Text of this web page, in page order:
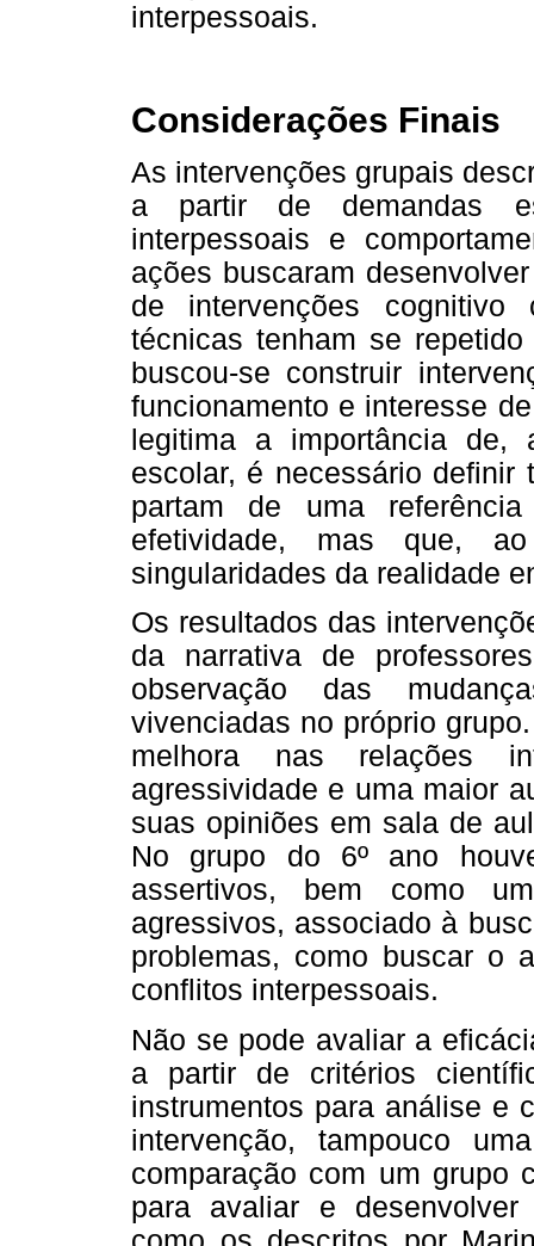
interpessoais.
Considerações Finais
As intervenções grupais
a partir de demandas
interpessoais e
ações buscaram
de intervenções cognitivo
técnicas tenham se
buscou-se construir
funcionamento e interesse
legitima a importância
escolar, é necessário definir
partam de uma
efetividade, mas que,
singularidades da realidade
Os resultados das
da narrativa de
observação das
vivenciadas no próprio
melhora nas relações
agressividade e uma maior
suas opiniões em sala de
No grupo do 6º ano
assertivos, bem como
agressivos, associado à
problemas, como buscar o
conflitos interpessoais.
Não se pode avaliar a
a partir de critérios
instrumentos para análise e
intervenção, tampouco
comparação com um grupo
para avaliar e desenvolver